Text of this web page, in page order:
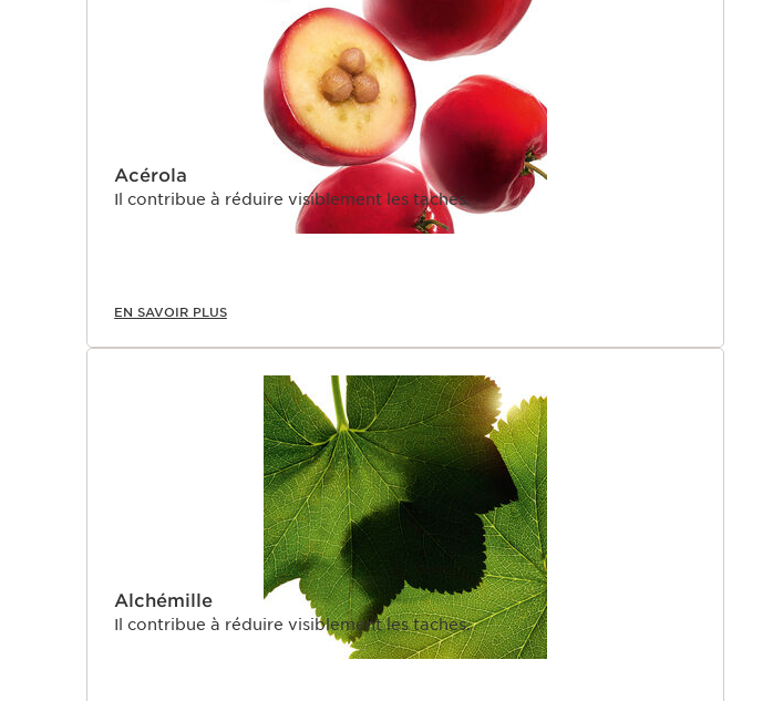
Acérola
Il contribue à réduire visiblement les taches.
EN SAVOIR PLUS
Alchémille
Il contribue à réduire visiblement les taches.